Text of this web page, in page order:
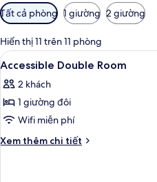
Bộ
lọc
có
thể
dùng
để
lọc
tìm
phòng
Tất cả phòng 1 giường 2 giường
Hiển thị 11 trên 11 phòng
Xem
tất
cả
ảnh
Accessible
Double
7
Accessible Double Room
2 khách
1 giường đôi
Wifi miễn phí
Xem thêm chi tiết
Chi